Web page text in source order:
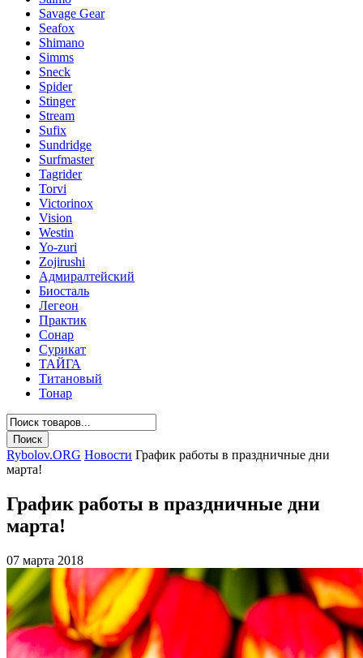
Savage Gear
Seafox
Shimano
Simms
Sneck
Spider
Stinger
Stream
Sufix
Sundridge
Surfmaster
Tagrider
Torvi
Victorinox
Vision
Westin
Yo-zuri
Zojirushi
Адмиралтейский
Биосталь
Легеон
Практик
Сонар
Сурикат
ТАЙГА
Титановый
Тонар
Rybolov.ORG Новости График работы в праздничные дни
марта!
График работы в праздничные дни
марта!
07 марта 2018